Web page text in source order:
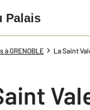
Palais
GRENOBLE La Saint